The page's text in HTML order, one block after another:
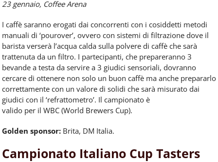
23 gennaio, Coffee Arena
I caffè saranno erogati dai concorrenti con i cosiddetti metodi
manuali di ‘pourover’, ovvero con sistemi di filtrazione dove il
barista verserà l’acqua calda sulla polvere di caffè che sarà
trattenuta da un filtro. I partecipanti, che prepareranno 3
bevande a testa da servire a 3 giudici sensoriali, dovranno
cercare di ottenere non solo un buon caffè ma anche prepararlo
correttamente con un valore di solidi che sarà misurato dai
giudici con il ‘refrattometro’. Il campionato è
valido per il WBC (World Brewers Cup).
Golden sponsor: Brita, DM Italia.
Campionato Italiano Cup Tasters